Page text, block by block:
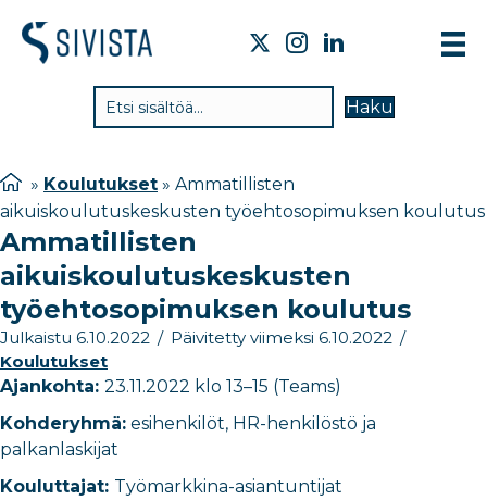
Haku
» Koulutukset » Ammatillisten
aikuiskoulutuskeskusten työehtosopimuksen koulutus
Ammatillisten
aikuiskoulutuskeskusten
työehtosopimuksen koulutus
Julkaistu 6.10.2022 / Päivitetty viimeksi 6.10.2022 /
Koulutukset
Ajankohta: 23.11.2022 klo 13–15 (Teams)
Kohderyhmä: esihenkilöt, HR-henkilöstö ja
palkanlaskijat
Kouluttajat: Työmarkkina-asiantuntijat